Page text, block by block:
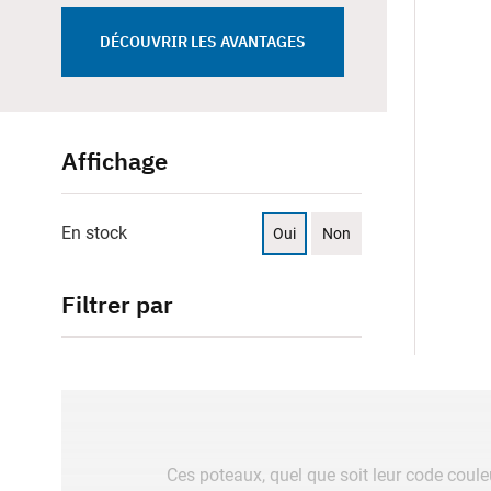
DÉCOUVRIR LES AVANTAGES
Affichage
En stock Oui Non
Filtrer par
Ces poteaux, quel que soit leur code